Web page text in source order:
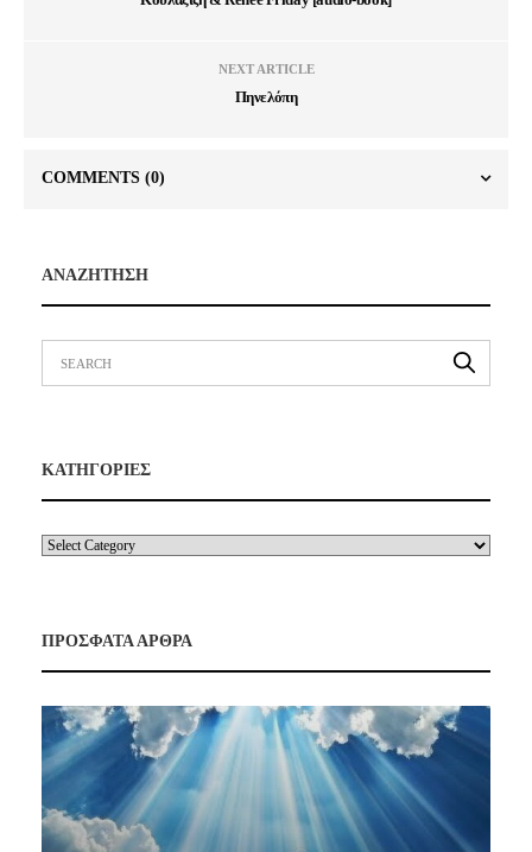
NEXT ARTICLE
Πηνελόπη
COMMENTS (0)
ΑΝΑΖΗΤΗΣΗ
ΚΑΤΗΓΟΡΙΕΣ
ΠΡΟΣΦΑΤΑ ΑΡΘΡΑ